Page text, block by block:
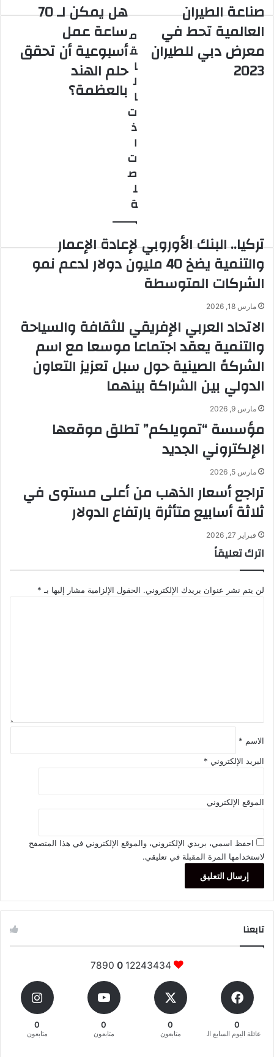
صناعة
العالمية
تحط
معرض
صناعة الطيران
العالمية تحط في
معرض دبي للطيران
2023
هل
يمكن
لـ
70
ساعة
عمل
أسبوعية
أن
تحقق
هل يمكن لـ 70
ساعة عمل
أسبوعية أن تحقق
حلم الهند
بالعظمة؟
م
ق
ا
ل
ا
ت
ذ
ا
ت
ص
ل
ة
تركيا.. البنك الأوروبي لإعادة الإعمار
والتنمية يضخ 40 مليون دولار لدعم نمو
الشركات المتوسطة
مارس 18, 2026
الاتحاد العربي الإفريقي للثقافة والسياحة
والتنمية يعقد اجتماعا موسعا مع اسم
الشركهً الصينية حول سبل تعزيز التعاون
الدولي بين الشراكة بينهما
مارس 9, 2026
مؤسسة “تمويلكم” تطلق موقعها
الإلكتروني الجديد
مارس 5, 2026
تراجع أسعار الذهب من أعلى مستوى في
ثلاثة أسابيع متأثرة بارتفاع الدولار
فبراير 27, 2026
اترك تعليقاً
لن يتم نشر عنوان بريدك الإلكتروني. الحقول الإلزامية مشار إليها بـ *
الاسم *
البريد الإلكتروني *
الموقع الإلكتروني
احفظ اسمي، بريدي الإلكتروني، والموقع الإلكتروني في هذا المتصفح
لاستخدامها المرة المقبلة في تعليقي.
تابعنا
12243434
0
0
عائلة اليوم السابع المغربية
0
متابعون
0
متابعون
0
متابعون